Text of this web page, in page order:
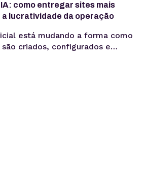
como entregar sites mais
a lucratividade da operação
está mudando a forma como
criados, configurados e
e gera mais produtividade